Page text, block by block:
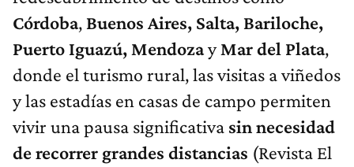
Córdoba, Buenos Aires, Salta, Bariloche,
Puerto Iguazú, MendozayMar del Plata,
donde el turismo rural, las visitas a viñedos
y las estadías en casas de campo permiten
vivir una pausa significativa sin necesidad
de recorrer grandes distancias (Revista El